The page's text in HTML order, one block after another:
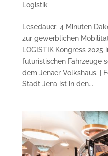
Logistik
Lesedauer: 4 Minuten
zur gewerblichen
LOGISTIK Kongress 2025
futuristischen Fahrzeuge
dem Jenaer Volkshaus. |
Stadt Jena ist in den...